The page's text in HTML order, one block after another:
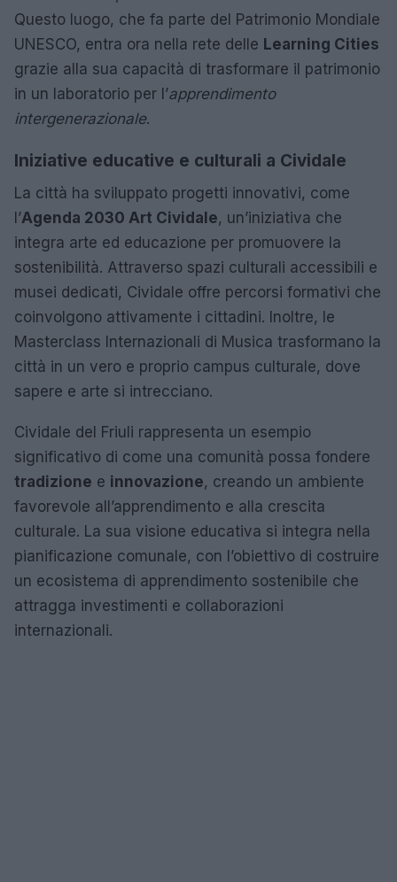
Questo luogo, che fa parte del Patrimonio Mondiale
UNESCO, entra ora nella rete delle Learning Cities
grazie alla sua capacità di trasformare il patrimonio
in un laboratorio per l’apprendimento
intergenerazionale.
Iniziative educative e culturali a Cividale
La città ha sviluppato progetti innovativi, come
l’Agenda 2030 Art Cividale, un’iniziativa che
integra arte ed educazione per promuovere la
sostenibilità. Attraverso spazi culturali accessibili e
musei dedicati, Cividale offre percorsi formativi che
coinvolgono attivamente i cittadini. Inoltre, le
Masterclass Internazionali di Musica trasformano la
città in un vero e proprio campus culturale, dove
sapere e arte si intrecciano.
Cividale del Friuli rappresenta un esempio
significativo di come una comunità possa fondere
tradizione e innovazione, creando un ambiente
favorevole all’apprendimento e alla crescita
culturale. La sua visione educativa si integra nella
pianificazione comunale, con l’obiettivo di costruire
un ecosistema di apprendimento sostenibile che
attragga investimenti e collaborazioni
internazionali.